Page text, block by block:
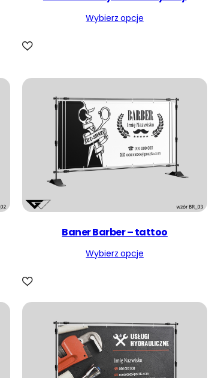
Wybierz opcje
Baner Barber – tattoo
Wybierz opcje